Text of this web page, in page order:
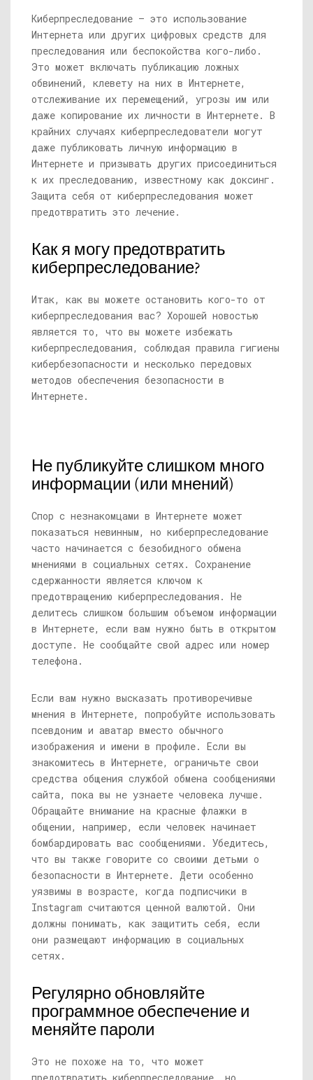
Киберпреследование — это использование
Интернета или других цифровых средств для
преследования или беспокойства кого-либо.
Это может включать публикацию ложных
обвинений, клевету на них в Интернете,
отслеживание их перемещений, угрозы им или
даже копирование их личности в Интернете. В
крайних случаях киберпреследователи могут
даже публиковать личную информацию в
Интернете и призывать других присоединиться
к их преследованию, известному как доксинг.
Защита себя от киберпреследования может
предотвратить это лечение.
Как я могу предотвратить
киберпреследование?
Итак, как вы можете остановить кого-то от
киберпреследования вас? Хорошей новостью
является то, что вы можете избежать
киберпреследования, соблюдая правила гигиены
кибербезопасности и несколько передовых
методов обеспечения безопасности в
Интернете.
Не публикуйте слишком много
информации (или мнений)
Спор с незнакомцами в Интернете может
показаться невинным, но киберпреследование
часто начинается с безобидного обмена
мнениями в социальных сетях. Сохранение
сдержанности является ключом к
предотвращению киберпреследования. Не
делитесь слишком большим объемом информации
в Интернете, если вам нужно быть в открытом
доступе. Не сообщайте свой адрес или номер
телефона.
Если вам нужно высказать противоречивые
мнения в Интернете, попробуйте использовать
псевдоним и аватар вместо обычного
изображения и имени в профиле. Если вы
знакомитесь в Интернете, ограничьте свои
средства общения службой обмена сообщениями
сайта, пока вы не узнаете человека лучше.
Обращайте внимание на красные флажки в
общении, например, если человек начинает
бомбардировать вас сообщениями. Убедитесь,
что вы также говорите со своими детьми о
безопасности в Интернете. Дети особенно
уязвимы в возрасте, когда подписчики в
Instagram считаются ценной валютой. Они
должны понимать, как защитить себя, если
они размещают информацию в социальных
сетях.
Регулярно обновляйте
программное обеспечение и
меняйте пароли
Это не похоже на то, что может